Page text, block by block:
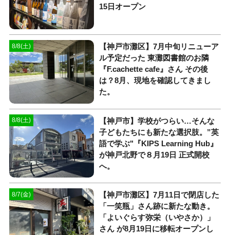
15日オープン
8/8(土)
【神戸市灘区】7月中旬リニューア
ル予定だった 東灘図書館のお隣
『F.cachette cafe』さん その後
は？8月、現地を確認してきまし
た。
8/8(土)
【神戸市】学校がつらい…そんな
子どもたちにも新たな選択肢。”英
語で学ぶ"『KIPS Learning Hub』
が神戸北野で８月19日 正式開校
へ。
8/7(金)
【神戸市灘区】7月11日で閉店した
「一笑瓶」さん跡に新たな動き。
「よいぐらす弥栄（いやさか）」
さん が8月19日に移転オープンし